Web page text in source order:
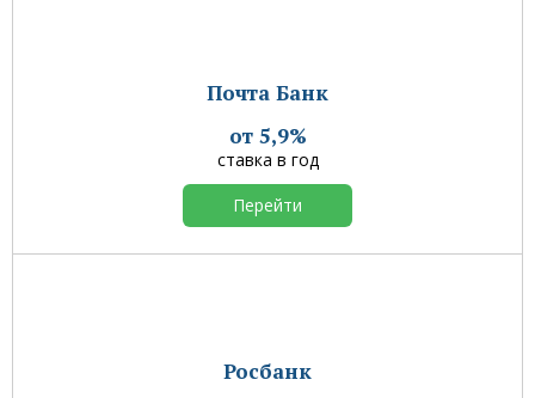
Почта Банк
от 5,9%
ставка в год
Перейти
Росбанк